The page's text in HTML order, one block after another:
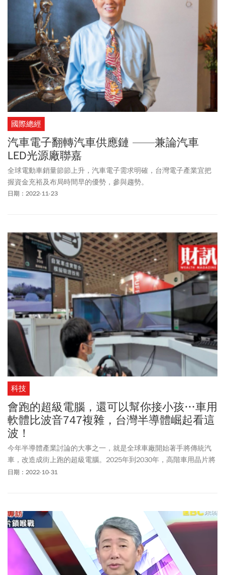
國際總經
汽車電子翻轉汽車供應鏈 ——兼論汽車
LED光源廠聯嘉
全球電動車銷量節節上升，汽車電子需求明確，台灣電子產業宜把
握資金充裕及布局時間早的優勢，參與趨勢。
日期：2022-11-23
科技
會跑的超級電腦，還可以幫你接小孩…車用
軟體比波音747複雜，台灣半導體崛起看這
波！
今年半導體產業討論的大事之一，就是全球車廠開始著手將傳統汽
車，改造成街上跑的超級電腦。2025年到2030年，高階車用晶片將
是台灣半導體產業的大商機。
日期：2022-10-31